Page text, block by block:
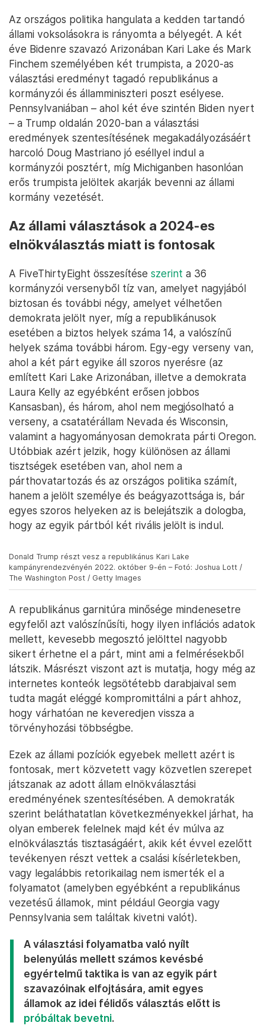
Az országos politika hangulata a kedden tartandó
állami voksolásokra is rányomta a bélyegét. A két
éve Bidenre szavazó Arizonában Kari Lake és Mark
Finchem személyében két trumpista, a 2020-as
választási eredményt tagadó republikánus a
kormányzói és államminiszteri poszt esélyese.
Pennsylvaniában – ahol két éve szintén Biden nyert
– a Trump oldalán 2020-ban a választási
eredmények szentesítésének megakadályozásáért
harcoló Doug Mastriano jó eséllyel indul a
kormányzói posztért, míg Michiganben hasonlóan
erős trumpista jelöltek akarják bevenni az állami
kormány vezetését.
Az állami választások a 2024-es
elnökválasztás miatt is fontosak
A FiveThirtyEight összesítése szerint a 36
kormányzói versenyből tíz van, amelyet nagyjából
biztosan és további négy, amelyet vélhetően
demokrata jelölt nyer, míg a republikánusok
esetében a biztos helyek száma 14, a valószínű
helyek száma további három. Egy-egy verseny van,
ahol a két párt egyike áll szoros nyerésre (az
említett Kari Lake Arizonában, illetve a demokrata
Laura Kelly az egyébként erősen jobbos
Kansasban), és három, ahol nem megjósolható a
verseny, a csatatérállam Nevada és Wisconsin,
valamint a hagyományosan demokrata párti Oregon.
Utóbbiak azért jelzik, hogy különösen az állami
tisztségek esetében van, ahol nem a
párthovatartozás és az országos politika számít,
hanem a jelölt személye és beágyazottsága is, bár
egyes szoros helyeken az is belejátszik a dologba,
hogy az egyik pártból két rivális jelölt is indul.
Donald Trump részt vesz a republikánus Kari Lake
kampányrendezvényén 2022. október 9-én – Fotó: Joshua Lott /
A republikánus garnitúra minősége mindenesetre
egyfelől azt valószínűsíti, hogy ilyen inflációs adatok
mellett, kevesebb megosztó jelölttel nagyobb
sikert érhetne el a párt, mint ami a felmérésekből
látszik. Másrészt viszont azt is mutatja, hogy még az
internetes konteók legsötétebb darabjaival sem
tudta magát eléggé kompromittálni a párt ahhoz,
hogy várhatóan ne keveredjen vissza a
törvényhozási többségbe.
Ezek az állami pozíciók egyebek mellett azért is
játszanak az adott állam elnökválasztási
eredményének szentesítésében. A demokraták
szerint beláthatatlan következményekkel járhat, ha
olyan emberek felelnek majd két év múlva az
elnökválasztás tisztaságáért, akik két évvel ezelőtt
tevékenyen részt vettek a csalási kísérletekben,